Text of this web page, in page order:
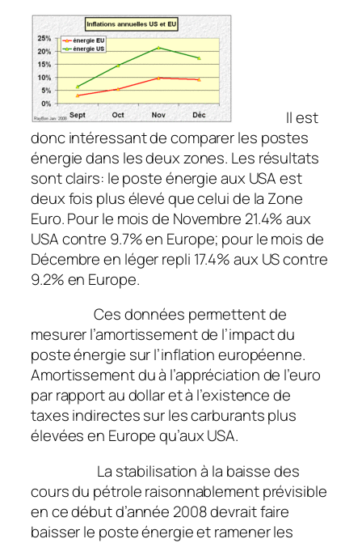
Il est
donc intéressant de comparer les postes
énergie dans les deux zones. Les résultats
sont clairs: le poste énergie aux USA est
deux fois plus élevé que celui de la Zone
Euro. Pour le mois de Novembre 21.4% aux
USA contre 9.7% en Europe; pour le mois de
Décembre en léger repli 17.4% aux US contre
9.2% en Europe.
Ces données permettent de
mesurer l’amortissement de l’impact du
poste énergie sur l’inflation européenne.
Amortissement du à l’appréciation de l’euro
par rapport au dollar et à l’existence de
taxes indirectes sur les carburants plus
élevées en Europe qu’aux USA.
La stabilisation à la baisse des
cours du pétrole raisonnablement prévisible
en ce début d’année 2008 devrait faire
baisser le poste énergie et ramener les